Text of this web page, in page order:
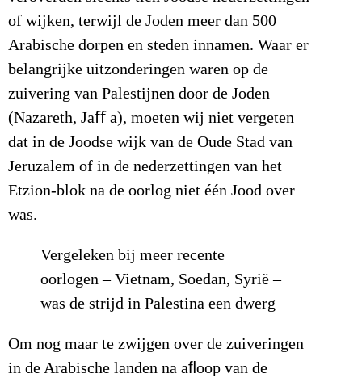
of wijken, terwijl de Joden meer dan 500
Arabische dorpen en steden innamen. Waar er
belangrijke uitzonderingen waren op de
zuivering van Palestijnen door de Joden
(Nazareth, Jaﬀ a), moeten wij niet vergeten
dat in de Joodse wijk van de Oude Stad van
Jeruzalem of in de nederzettingen van het
Etzion-blok na de oorlog niet één Jood over
was.
Vergeleken bij meer recente
oorlogen – Vietnam, Soedan, Syrië –
was de strijd in Palestina een dwerg
Om nog maar te zwijgen over de zuiveringen
in de Arabische landen na aﬂoop van de